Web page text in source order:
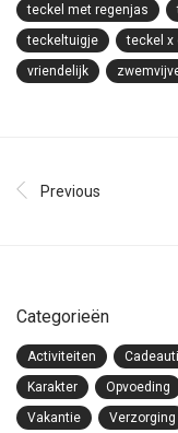
teckel met regenjas
teckeltuigje
teckel x
vriendelijk
Previous
Categorieën
Activiteiten
Karakter
Opvoeding
Vakantie
Verzorging